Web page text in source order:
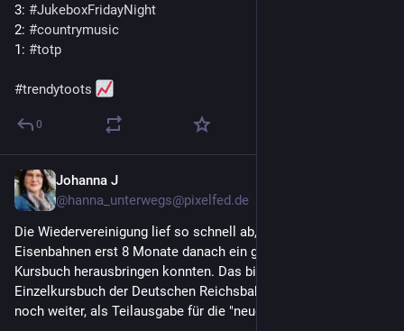
3: #JukeboxFridayNight
2: #countrymusic
1: #totp
#trendytoots
0
Johanna J
@hanna_unterwegs@pixelfed.de
Die Wiedervereinigung lief so schnell ab, dass die deutschen
Eisenbahnen erst 8 Monate danach ein gemeinsames
Kursbuch herausbringen konnten. Das bisherige
Einzelkursbuch der Deutschen Reichsbahn gab es daneben
noch weiter, als Teilausgabe für die "neuen Bundesländer".